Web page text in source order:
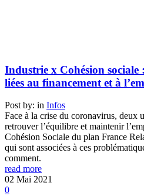
Industrie x Cohésion sociale
liées au financement et à
Post by: in Infos
Face à la crise du coronavirus, deux
retrouver l’équilibre et maintenir
Cohésion Sociale du plan France
qui sont associées à ces
comment.
read more
02 Mai 2021
0